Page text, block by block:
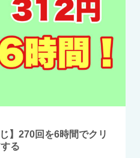
】270回を6時間でクリ
る